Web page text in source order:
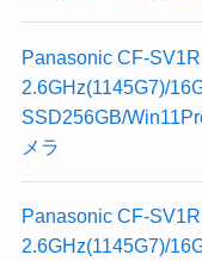
Panasonic CF-
2.6GHz(1145G7)/
SSD256GB/
メラ
Panasonic CF-
2.6GHz(1145G7)/